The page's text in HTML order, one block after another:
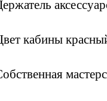
кабины